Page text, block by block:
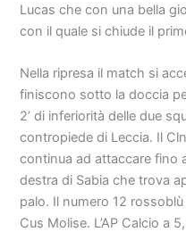
Lucas che con una bella
con il quale si chiude il
Nella ripresa il match si
finiscono sotto la doccia
2’ di inferiorità delle due
contropiede di Leccia. Il
continua ad attaccare fino
destra di Sabia che trova
palo. Il numero 12
Cus Molise. L’AP Calcio a